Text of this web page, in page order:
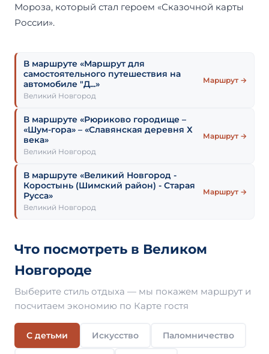
Мороза, который стал героем «Сказочной карты
России».
В маршруте «Маршрут для
самостоятельного путешествия на
автомобиле "Д...»
Великий Новгород
Маршрут →
В маршруте «Рюриково городище –
«Шум-гора» – «Славянская деревня Х
века»
Великий Новгород
Маршрут →
В маршруте «Великий Новгород -
Коростынь (Шимский район) - Старая
Русса»
Великий Новгород
Маршрут →
Что посмотреть в Великом
Новгороде
Выберите стиль отдыха — мы покажем маршрут и
посчитаем экономию по Карте гостя
С детьми Искусство Паломничество